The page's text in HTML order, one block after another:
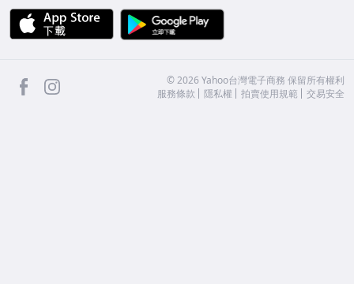
APP Store
facebook ©2026 Yahoo台灣電子商務 保留所有權利
服務條款
隱私權 拍賣使用規範 交易安全